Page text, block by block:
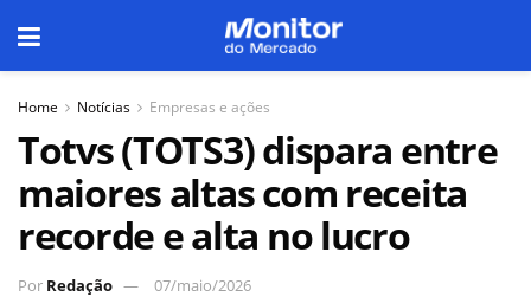
Home Notícias Empresas e ações
Totvs (TOTS3) dispara entre
maiores altas com receita
recorde e alta no lucro
Por Redação 07/maio/2026